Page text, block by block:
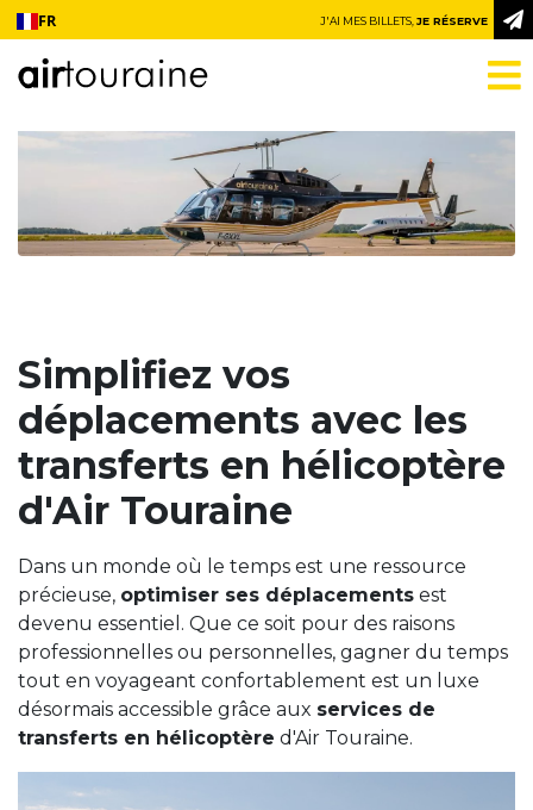
Aller au contenu
FR J'AI MES BILLETS,JE RÉSERVE
Simplifiez vos
déplacements avec les
transferts en hélicoptère
d'Air Touraine
Dans un monde où le temps est une ressource
précieuse, optimiser ses déplacements est
devenu essentiel. Que ce soit pour des raisons
professionnelles ou personnelles, gagner du temps
tout en voyageant confortablement est un luxe
désormais accessible grâce aux services de
transferts en hélicoptère d'Air Touraine.